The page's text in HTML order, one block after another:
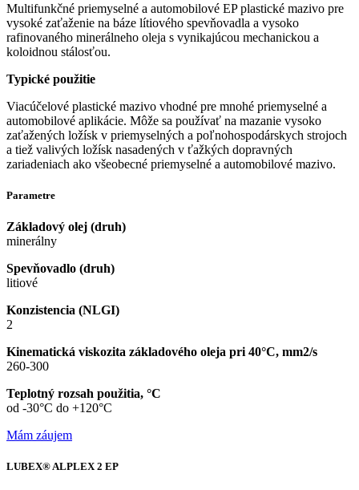
Multifunkčné priemyselné a automobilové EP plastické mazivo pre
vysoké zaťaženie na báze lítiového spevňovadla a vysoko
rafinovaného minerálneho oleja s vynikajúcou mechanickou a
koloidnou stálosťou.
Typické použitie
Viacúčelové plastické mazivo vhodné pre mnohé priemyselné a
automobilové aplikácie. Môže sa používať na mazanie vysoko
zaťažených ložísk v priemyselných a poľnohospodárskych strojoch
a tiež valivých ložísk nasadených v ťažkých dopravných
zariadeniach ako všeobecné priemyselné a automobilové mazivo.
Parametre
Základový olej (druh)
minerálny
Spevňovadlo (druh)
litiové
Konzistencia (NLGI)
2
Kinematická viskozita základového oleja pri 40°C, mm2/s
260-300
Teplotný rozsah použitia, °C
od -30°C do +120°C
Mám záujem
LUBEX® ALPLEX 2 EP